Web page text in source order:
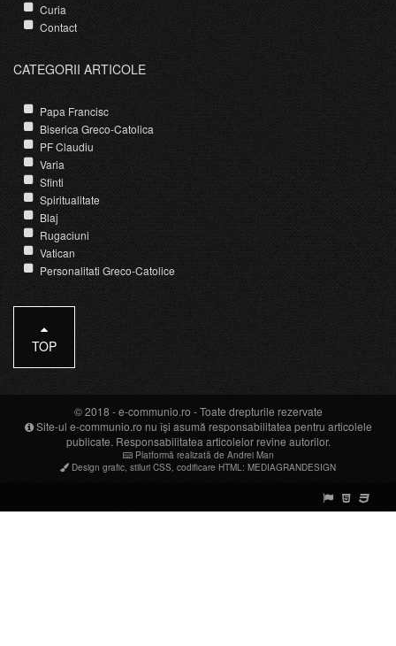
Curia
Contact
CATEGORII ARTICOLE
Papa Francisc
Biserica Greco-Catolica
PF Claudiu
Varia
Sfinti
Spiritualitate
Blaj
Rugaciuni
Vatican
Personalitati Greco-Catolice
TOP
© 2018 -e-communio.ro - Toate drepturile rezervate
Site-ul e-communio.ro nu își asumă responsabilitatea pentru articolele
publicate. Responsabilitatea articolelor revine autorilor.
Platformă realizată de Andrei Man
Design grafic stiluri CSS codificare HTML : MEDIAGRANDESIGN